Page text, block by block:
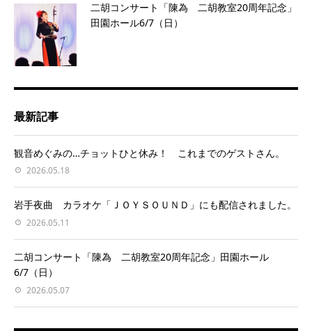
二胡コンサート「陳為 二胡教室20周年記念」
田園ホール6/7（日）
最新記事
観音めぐみの…チョットひと休み！ これまでのゲストさん。
2026.05.18
岩手夜曲 カラオケ「ＪＯＹＳＯＵＮＤ」にも配信されました。
2026.05.11
二胡コンサート「陳為 二胡教室20周年記念」田園ホール
6/7（日）
2026.05.07